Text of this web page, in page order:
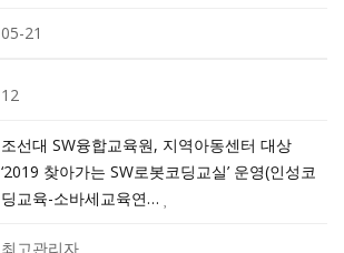
05-21
12
조선대 SW융합교육원, 지역아동센터 대상
‘2019 찾아가는 SW로봇코딩교실’ 운영(인성코
딩교육-소바세교육연…
최고관리자